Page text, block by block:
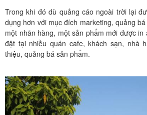
Trong khi đó dù quảng cáo ngoài trời lại
dụng hơn với mục đích marketing, quảng
một nhãn hàng, một sản phẩm mới được
đặt tại nhiều quán cafe, khách sạn, nhà
thiệu, quảng bá sản phẩm.